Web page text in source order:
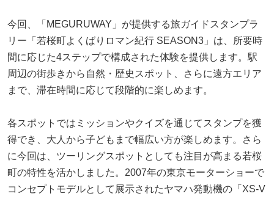
今回、「MEGURUWAY」が提供する旅ガイドスタンプラ
リー「若桜町よくばりロマン紀行 SEASON3」は、所要時
間に応じた4ステップで構成された体験を提供します。駅
周辺の街歩きから自然・歴史スポット、さらに遠方エリア
まで、滞在時間に応じて段階的に楽しめます。
各スポットではミッションやクイズを通じてスタンプを獲
得でき、大人から子どもまで幅広い方が楽しめます。さら
に今回は、ツーリングスポットとしても注目が高まる若桜
町の特性を活かしました。2007年の東京モーターショーで
コンセプトモデルとして展示されたヤマハ発動機の「XS-V